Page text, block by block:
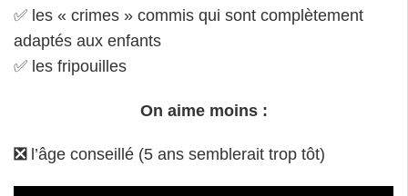
✅ les « crimes » commis qui sont complètement
adaptés aux enfants
✅ les fripouilles
On aime moins :
❎ l’âge conseillé (5 ans semblerait trop tôt)